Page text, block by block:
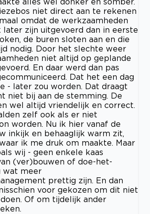
niet direct aan te rekenen
omdat de werkzaamheden
later zijn uitgevoerd dan in eerste
de buren sloten aan en die
nodig. Door het slechte weer
niet altijd op geplande
En daar werd dan pas
Dat het een dag
- later zou worden. Dat draagt
niet bij aan de stemming. De
wel altijd vriendelijk en correct.
zelf ook als er niet
worden. Nu ik hier vanaf de
inkijk en behaaglijk warm zit,
ik me druk om maakte. Maar
wij - geen enkele kaas
(ver)bouwen of doe-het-
wat meer
prettig zijn. En dan
voor gekozen om dit niet
Of om tijdelijk ander